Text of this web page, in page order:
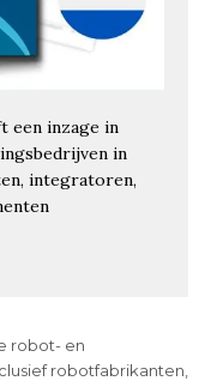
een inzage in
in
integratoren,
robot- en
robotfabrikanten,